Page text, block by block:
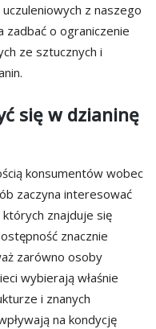
z naszego
zadbać o ograniczenie
ze sztucznych i
się w dzianinę
konsumentów wobec
zaczyna interesować
znajduje się
znacznie
zarówno osoby
wybierają właśnie
i znanych
na kondycję